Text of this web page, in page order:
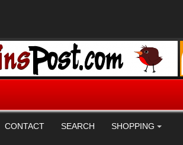
CONTACT SEARCH SHOPPING